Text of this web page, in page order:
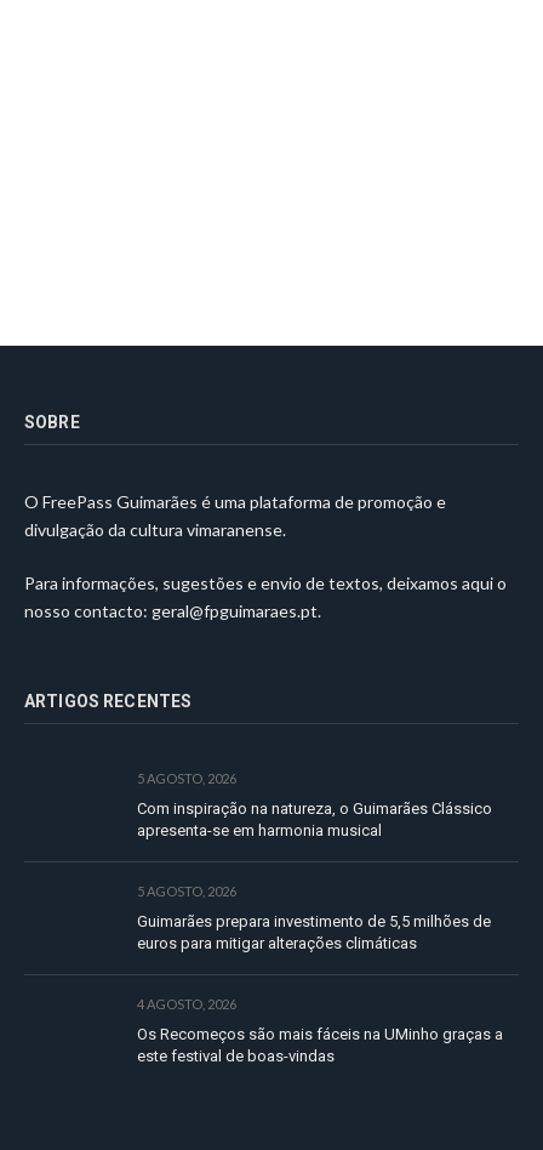
SOBRE
O FreePass Guimarães é uma plataforma de promoção e
divulgação da cultura vimaranense.
Para informações, sugestões e envio de textos, deixamos aqui o
nosso contacto: geral@fpguimaraes.pt.
ARTIGOS RECENTES
5 AGOSTO, 2026
Com inspiração na natureza, o Guimarães Clássico
apresenta-se em harmonia musical
5 AGOSTO, 2026
Guimarães prepara investimento de 5,5 milhões de
euros para mitigar alterações climáticas
4 AGOSTO, 2026
Os Recomeços são mais fáceis na UMinho graças a
este festival de boas-vindas